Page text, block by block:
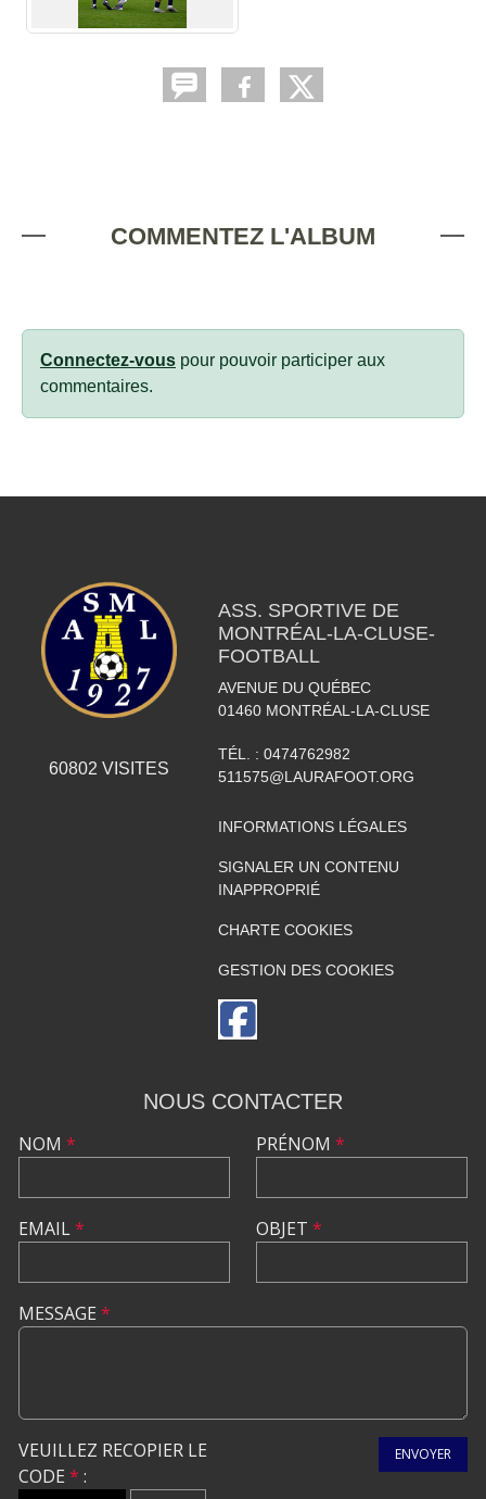
COMMENTEZ L'ALBUM
Connectez-vous pour pouvoir participer aux
commentaires.
60802 VISITES
ASS. SPORTIVE DE
MONTRÉAL-LA-CLUSE-
FOOTBALL
AVENUE DU QUÉBEC
01460 MONTRÉAL-LA-CLUSE
TÉL. : 0474762982
511575@LAURAFOOT.ORG
INFORMATIONS LÉGALES
SIGNALER UN CONTENU
INAPPROPRIÉ
CHARTE COOKIES
GESTION DES COOKIES
NOUS CONTACTER
NOM *
EMAIL*
PRÉNOM *
OBJET *
MESSAGE *
VEUILLEZ RECOPIER LE
CODE * :
ENVOYER